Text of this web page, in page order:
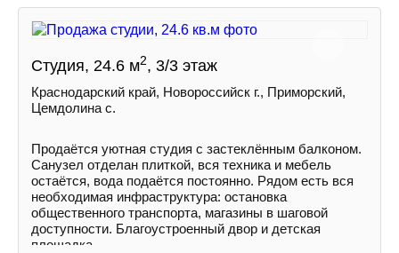
Студия, 24.6 м2, 3/3 этаж
Краснодарский край, Новороссийск г., Приморский,
Цемдолина с.
Продаётся уютная студия с застеклённым балконом.
Санузел отделан плиткой, вся техника и мебель
остаётся, вода подаётся постоянно. Рядом есть вся
необходимая инфраструктура: остановка
общественного транспорта, магазины в шаговой
доступности. Благоустроенный двор и детская
площадка.